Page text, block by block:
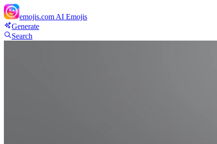
emojis.com AI Emojis
Generate
Search